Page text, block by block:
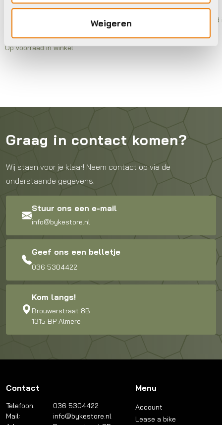
Weigeren
€74,95
Op voorraad in winkel
Graag in contact komen?
Wij staan voor je klaar! Neem contact op via de
onderstaande gegevens.
Stuur ons een e-mail
info@bykestore.nl
Geef ons een belletje
036 5304422
Kom langs!
Brouwerstraat 8B
1315 BP Almere
Contact
Telefoon:
036 5304422
Mail:
info@bykestore.nl
Menu
Account
Lease a bike